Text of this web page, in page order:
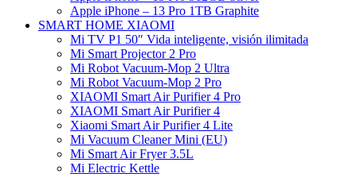
Apple iPhone – 13 Pro 1TB Graphite
SMART HOME XIAOMI
Mi TV P1 50″ Vida inteligente, visión ilimitada
Mi Smart Projector 2 Pro
Mi Robot Vacuum-Mop 2 Ultra
Mi Robot Vacuum-Mop 2 Pro
XIAOMI Smart Air Purifier 4 Pro
XIAOMI Smart Air Purifier 4
Xiaomi Smart Air Purifier 4 Lite
Mi Vacuum Cleaner Mini (EU)
Mi Smart Air Fryer 3.5L
Mi Electric Kettle